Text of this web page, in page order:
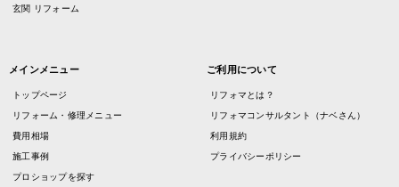
玄関 リフォーム
メインメニュー
トップページ
リフォーム・修理メニュー
費用相場
施工事例
プロショップを探す
ご利用について
リフォマとは？
リフォマコンサルタント（ナベさん）
利用規約
プライバシーポリシー